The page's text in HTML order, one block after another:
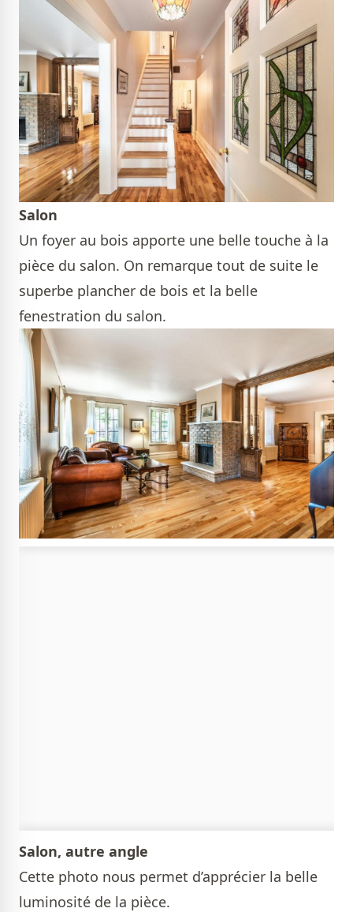
Salon
Un foyer au bois apporte une belle touche à la
pièce du salon. On remarque tout de suite le
superbe plancher de bois et la belle
fenestration du salon.
Salon, autre angle
Cette photo nous permet d’apprécier la belle
luminosité de la pièce.